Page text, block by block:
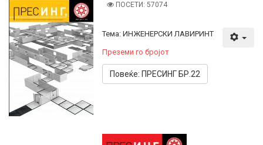
ПОСЕТИ: 57074
Тема: ИНЖЕНЕРСКИ ЛАВИРИНТ
Преземи го бројот
Повеќе: ПРЕСИНГ БР.22